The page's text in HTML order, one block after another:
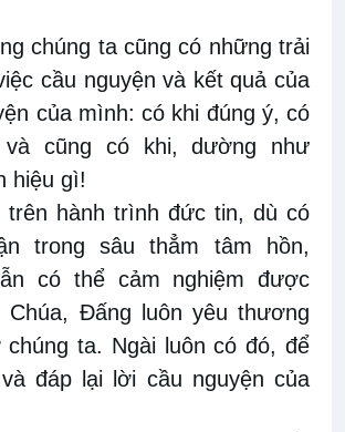
chúng ta cũng có những trải
cầu nguyện và kết quả của
của mình: có khi đúng ý, có
và cũng có khi,dường như
hiệu gì!
trên hành trình đức tin, dù có
trong sâu thẳm tâm hồn,
có thể cảm nghiệm được
Chúa, Đấng luôn yêu thương
ta. Ngài luôn có đó, để
đáp lại lời cầu nguyện của